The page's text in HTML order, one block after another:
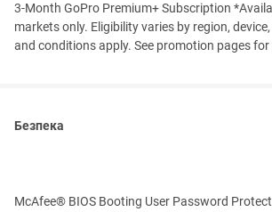
3-Month GoPro Premium+ Subscription
markets only. Eligibility varies by region,
and conditions apply. See promotion pages for
Безпека
McAfee® BIOS Booting User Password